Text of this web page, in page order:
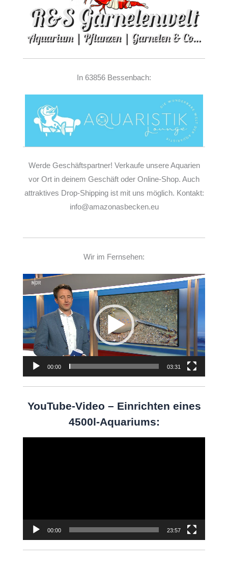
In 63856 Bessenbach:
Werde Geschäftspartner! Verkaufe unsere Aquarien
vor Ort in deinem Geschäft oder Online-Shop. Auch
attraktives Drop-Shipping ist mit uns möglich. Kontakt:
info@amazonasbecken.eu
Wir im Fernsehen:
Player
00:00 03:31
YouTube-Video – Einrichten eines
4500l-Aquariums:
00:00 23:57